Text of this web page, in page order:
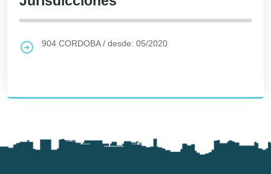
904 CORDOBA/ desde: 05/2020